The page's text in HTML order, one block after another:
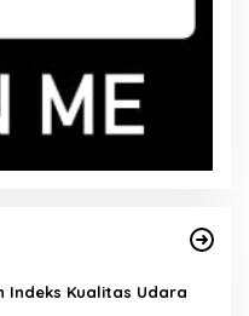
Indeks Kualitas Udara